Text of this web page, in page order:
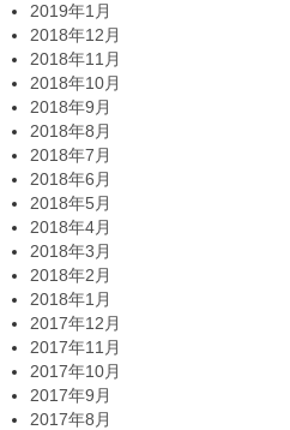
2019年1月
2018年12月
2018年11月
2018年10月
2018年9月
2018年8月
2018年7月
2018年6月
2018年5月
2018年4月
2018年3月
2018年2月
2018年1月
2017年12月
2017年11月
2017年10月
2017年9月
2017年8月